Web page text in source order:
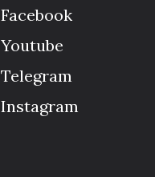
Facebook
Youtube
Telegram
Instagram